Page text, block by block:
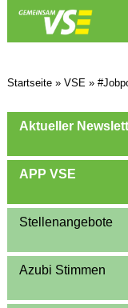
Startseite» VSE »
Aktueller
APP VSE
Stellenangebote
Azubi Stimmen